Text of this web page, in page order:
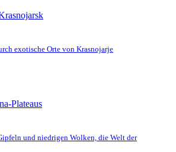
exotische Orte von Krasnojarje
Plateaus
und niedrigen Wolken, die Welt der